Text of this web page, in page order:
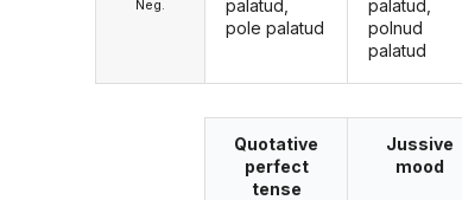
Neg.
palatud,
pole palatud
palatud,
polnud
palatud
Quotative
perfect
tense
Jussive
mood